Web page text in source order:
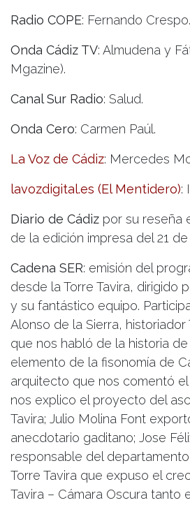
Radio COPE: Fernando Crespo.
Onda Cádiz TV: Almudena y
Mgazine).
Canal Sur Radio: Salud.
Onda Cero: Carmen Paúl.
La Voz de Cádiz: Mercedes
lavozdigital.es (El Mentidero):
Diario de Cádiz por su reseña
de la edición impresa del 21
Cadena SER: emisión del
desde la Torre Tavira, dirigido
y su fantástico equipo.
Alonso de la Sierra,
que nos habló de la historia
elemento de la fisonomía de
arquitecto que nos comentó
nos explico el proyecto del
Tavira; Julio Molina Font
anecdotario gaditano; Jose
responsable del
Torre Tavira que expuso el
Tavira – Cámara Oscura tanto